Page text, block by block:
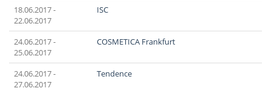
18.06.2017 -
22.06.2017
ISC
24.06.2017 -
25.06.2017
COSMETICA Frankfurt
24.06.2017 -
27.06.2017
Tendence